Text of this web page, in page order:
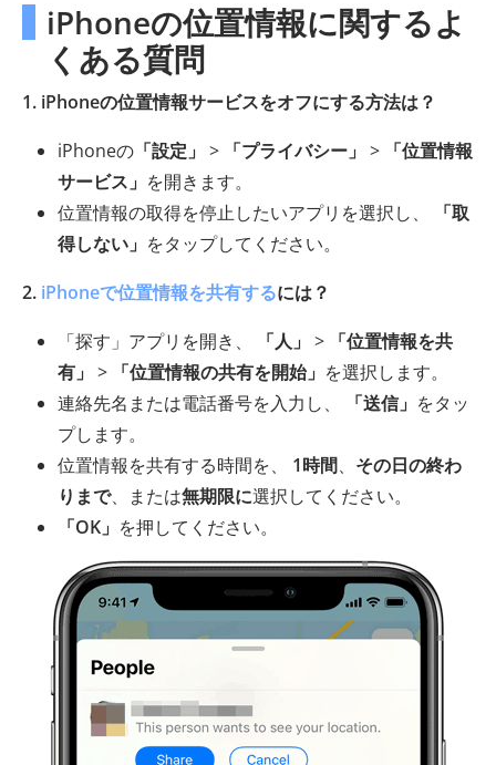
iPhoneの位置情報に関するよ
くある質問
1. iPhoneの位置情報サービスをオフにする方法は？
iPhoneの 「設定」 > 「プライバシー」 > 「位置情報
サービス」 を開きます。
位置情報の取得を停止したいアプリを選択し、
「取
得しない」 をタップしてください。
2. iPhoneで位置情報を共有するには？
「探す」アプリを開き、
「人」 > 「位置情報を共
有」 > 「位置情報の共有を開始」 を選択します。
連絡先名または電話番号を入力し、
「送信」 をタッ
プします。
位置情報を共有する時間を、 1時間、 その日の終わ
りまで、または無期限に選択してください。
「OK」 を押してください。